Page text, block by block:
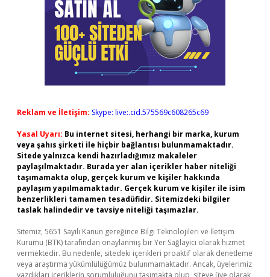
Reklam ve İletişim: Skype: live:.cid.575569c608265c69
Yasal Uyarı: Bu internet sitesi, herhangi bir marka, kurum
veya şahıs şirketi ile hiçbir bağlantısı bulunmamaktadır.
Sitede yalnızca kendi hazırladığımız makaleler
paylaşılmaktadır. Burada yer alan içerikler haber niteliği
taşımamakta olup, gerçek kurum ve kişiler hakkında
paylaşım yapılmamaktadır. Gerçek kurum ve kişiler ile isim
benzerlikleri tamamen tesadüfidir. Sitemizdeki bilgiler
taslak halindedir ve tavsiye niteliği taşımazlar.
Sitemiz, 5651 Sayılı Kanun gereğince Bilgi Teknolojileri ve İletişim
Kurumu (BTK) tarafından onaylanmış bir Yer Sağlayıcı olarak hizmet
vermektedir. Bu nedenle, sitedeki içerikleri proaktif olarak denetleme
veya araştırma yükümlülüğümüz bulunmamaktadır. Ancak, üyelerimiz
yazdıkları içeriklerin sorumluluğunu taşımakta olup, siteye üye olarak